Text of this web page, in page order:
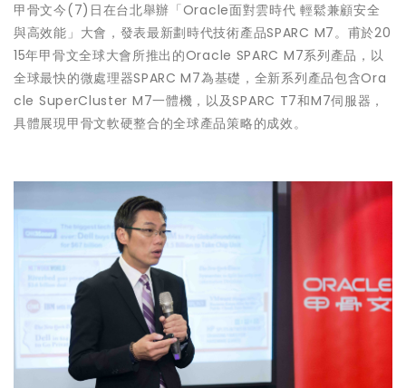
甲骨文今(7)日在台北舉辦「Oracle面對雲時代 輕鬆兼顧安全
與高效能」大會，發表最新劃時代技術產品SPARC M7。甫於20
15年甲骨文全球大會所推出的Oracle SPARC M7系列產品，以
全球最快的微處理器SPARC M7為基礎，全新系列產品包含Ora
cle SuperCluster M7一體機，以及SPARC T7和M7伺服器，
具體展現甲骨文軟硬整合的全球產品策略的成效。